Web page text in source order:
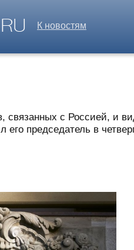
К новостям
с Россией, и
его председатель в